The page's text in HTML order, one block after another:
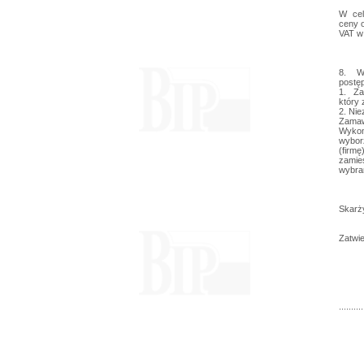
W
ceny
VAT
8.
1.
który
2.